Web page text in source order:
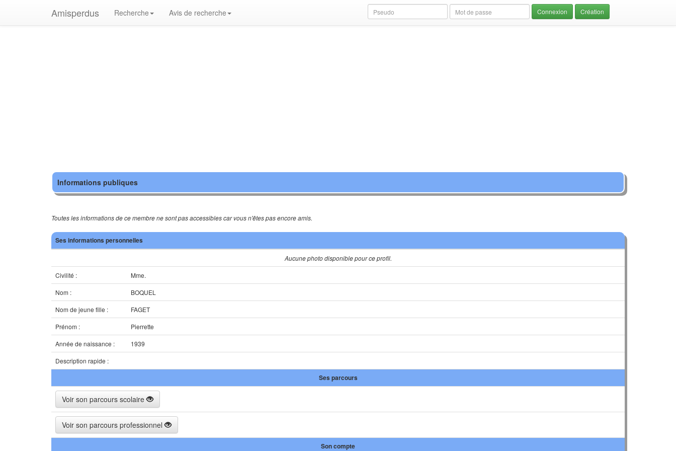
Amisperdus Recherche Avis de recherche Création
Informations publiques
Toutes les informations de ce membre ne sont pas accessibles car vous n'êtes pas encore amis.
Ses informations personnelles
Aucune photo disponible pour ce profil.
Civilité :
Mme.
Nom :
BOQUEL
Nom de jeune fille :
FAGET
Prénom :
Pierrette
Année de naissance :
1939
Description rapide :
Ses parcours
Voir son parcours scolaire
Voir son parcours professionnel
Son compte